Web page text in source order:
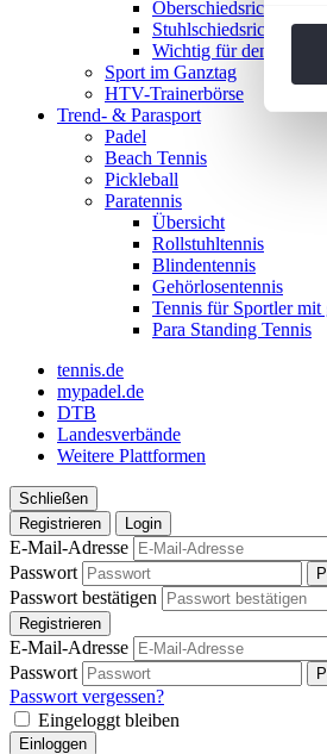
Oberschiedsrichter
Stuhlschiedsrichter
Wichtig für den Spieltag
Sport im Ganztag
HTV-Trainerbörse
Trend- & Parasport
Padel
Beach Tennis
Pickleball
Paratennis
Übersicht
Rollstuhltennis
Blindentennis
Gehörlosentennis
Tennis für Sportler
Para Standing Tennis
tennis.de
mypadel.de
DTB
Landesverbände
Weitere Plattformen
Schließen
Registrieren
Login
E-Mail-Adresse
Passwort
Passwort bestätigen
Registrieren
E-Mail-Adresse
Passwort
Passwort vergessen?
Eingeloggt bleiben
Einloggen